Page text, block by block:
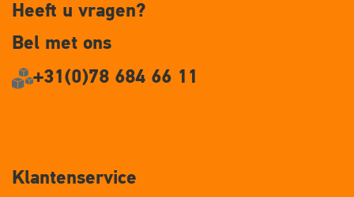
Heeft u vragen?
Bel met ons
+31(0)78 684 66 11
Klantenservice